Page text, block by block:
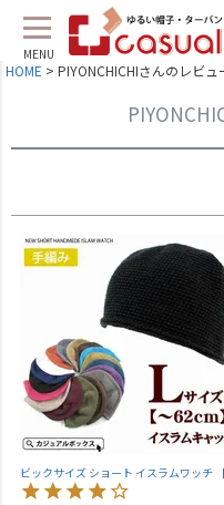
MENU
HOME PIYONCHICHIさんのレビュ
ビックサイズ ショート イスラムワッチ 【